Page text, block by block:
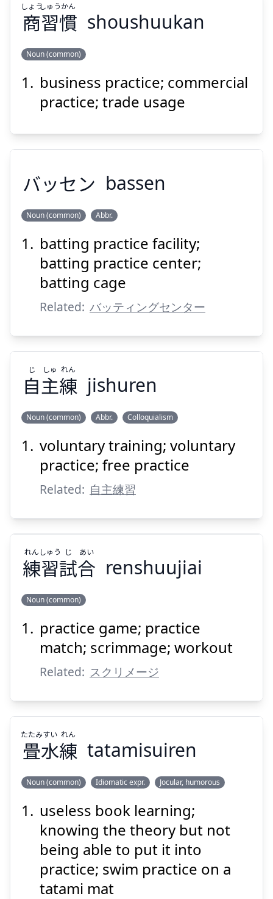
商
習
慣
しょう
しゅう
かん
商習慣
しょうしゅうかん
shoushuukan
Noun (common)
business practice; commercial
practice; trade usage
バッセン
Suspend
バッセン bassen
Noun (common) Abbr.
batting practice facility;
batting practice center;
batting cage
Related: バッティングセンター
自
主
練
じ
しゅ
れん
Show answer
Suspend
自主練
じ しゅ れん
jishuren
Noun (common) Abbr. Colloquialism
voluntary training; voluntary
practice; free practice
Related: 自主練習
練
習
試
合
れん
しゅう
じ
あい
Show answer
Suspend
練習試合
れん しゅう じ あい
renshuujiai
Noun (common)
practice game; practice
match; scrimmage; workout
Related: スクリメージ
畳
水
練
たたみ
すい
れん
畳水練
たたみすい れん
tatamisuiren
Noun (common) Idiomatic expr. Jocular, humorous
useless book learning;
knowing the theory but not
being able to put it into
practice; swim practice on a
tatami mat